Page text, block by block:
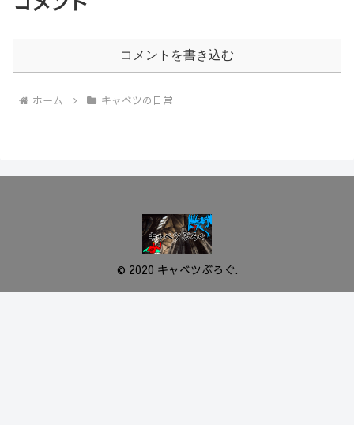
コメントを書き込む
ホーム キャベツの日常
© 2020 キャベツぶろぐ.